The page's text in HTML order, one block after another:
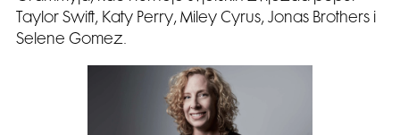
Taylor Swift, Katy Perry, Miley Cyrus, Jonas Brothers i
Selene Gomez.